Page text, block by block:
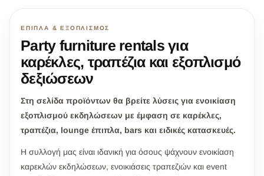
ΈΠΙΠΛΑ & ΕΞΟΠΛΙΣΜΌΣ
Party furniture rentals για
καρέκλες, τραπέζια και εξοπλισμό
δεξιώσεων
Στη σελίδα προϊόντων θα βρείτε λύσεις για ενοικίαση
εξοπλισμού εκδηλώσεων με έμφαση σε καρέκλες,
τραπέζια, lounge έπιπλα, bars και ειδικές κατασκευές.
Η συλλογή μας είναι ιδανική για όσους ψάχνουν ενοικίαση
καρεκλών εκδηλώσεων, ενοικιάσεις τραπεζιών και event